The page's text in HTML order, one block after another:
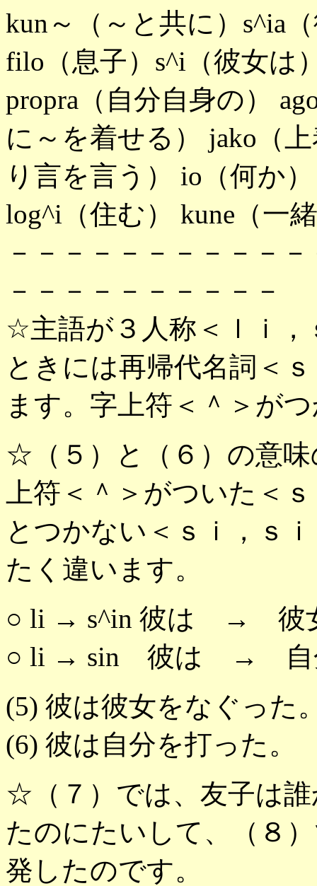
kun～（～と共に）s^ia
filo（息子）s^i（彼女は
propra（自分自身の）
に～を着せる） jako（
り言を言う） io（何か
log^i（住む） kune（一
－－－－－－－－－－
－－－－－－－－－－
☆主語が３人称＜ｌｉ，
ときには再帰代名詞＜
ます。字上符＜＾＞が
☆（５）と（６）の意
上符＜＾＞がついた＜
とつかない＜ｓｉ，ｓ
たく違います。
○ li → s^in 彼は → 彼
○ li → sin 彼は → 自
(5) 彼は彼女をなぐった
(6) 彼は自分を打った。
☆（７）では、友子は
たのにたいして、（８
発したのです。